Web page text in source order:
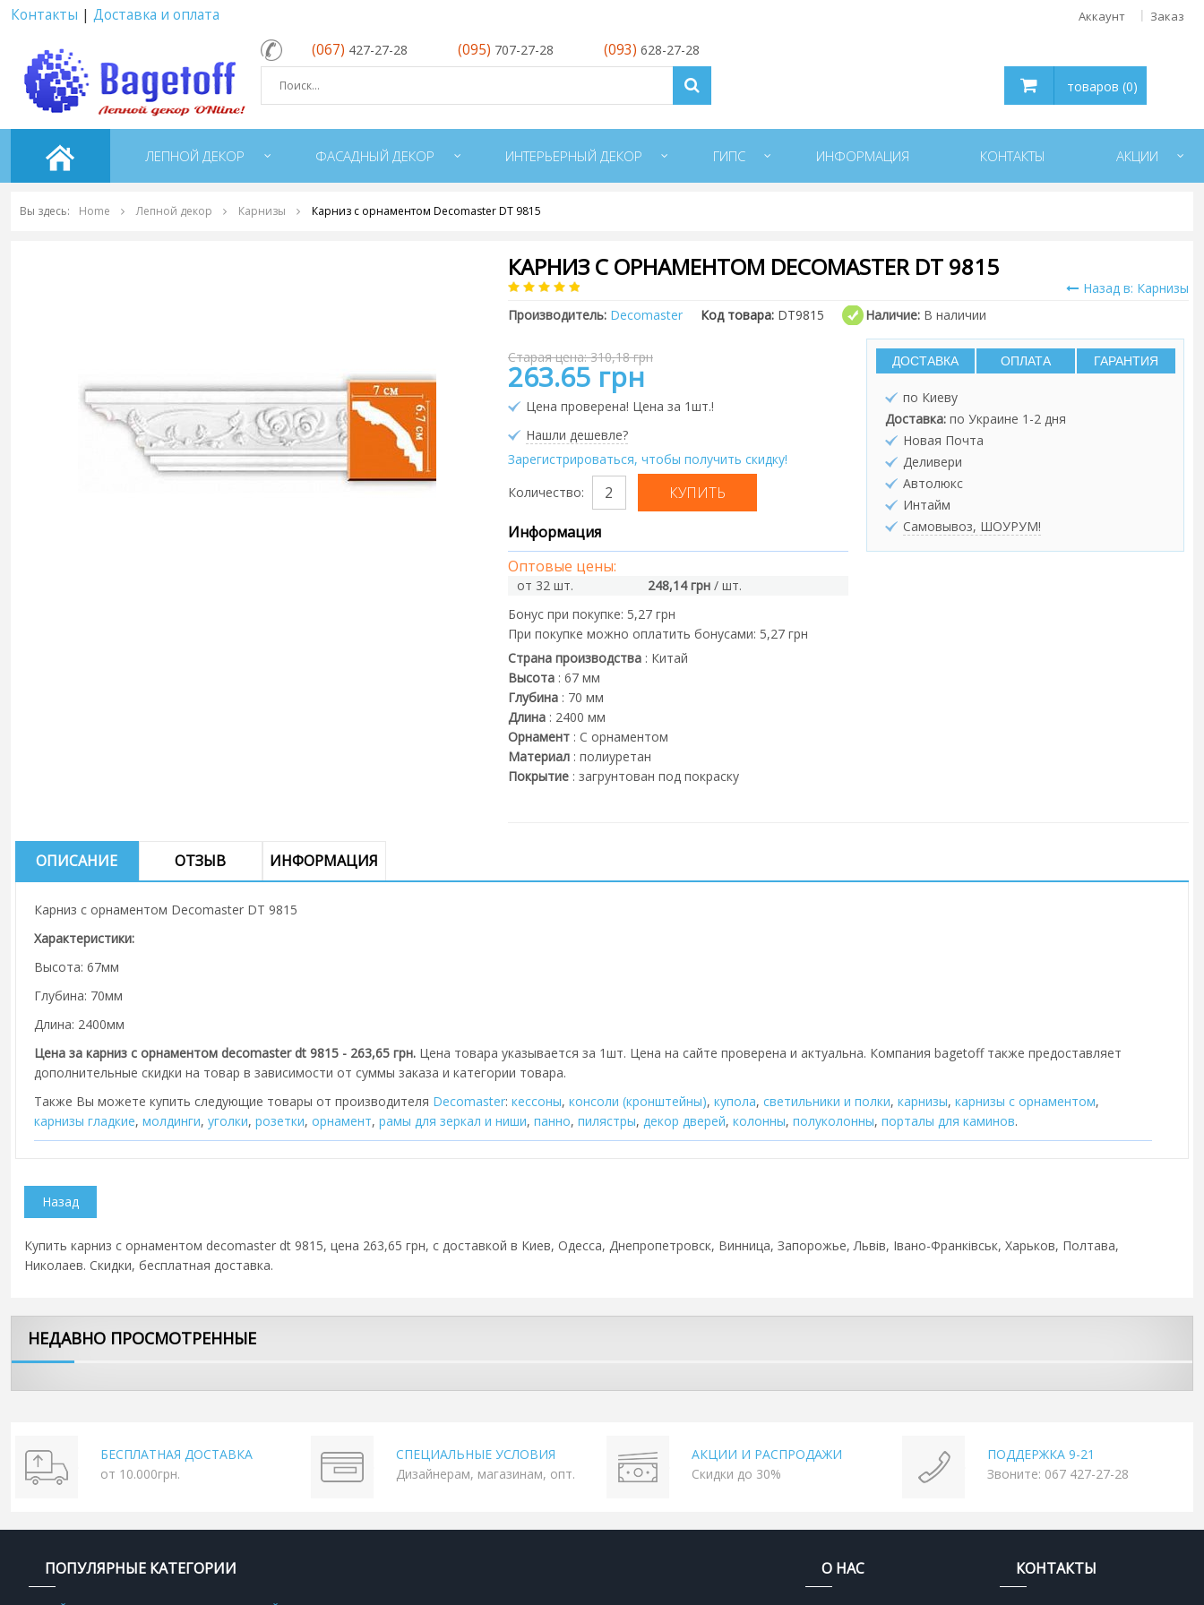
Контакты | Доставка и оплата Аккаунт Заказ
(067) 427-27-28 (095) 707-27-28 (093) 628-27-28
товаров (0)
ЛЕПНОЙ ДЕКОР ФАСАДНЫЙ ДЕКОР ИНТЕРЬЕРНЫЙ ДЕКОР ГИПС ИНФОРМАЦИЯ КОНТАКТЫ АКЦИИ
Вы здесь: Home Лепной декор Карнизы Карниз с орнаментом Decomaster DT 9815
КАРНИЗ С ОРНАМЕНТОМ DECOMASTER DT 9815
Назад в: Карнизы
Производитель: Decomaster Код товара: DT9815 Наличие: В наличии
Старая цена: 310,18 грн
263.65 грн
Цена проверена! Цена за 1шт.!
Нашли дешевле?
Зарегистрироваться, чтобы получить скидку!
Количество:
Информация
Оптовые цены:
от 32 шт. 248,14 грн / шт.
Бонус при покупке: 5,27 грн
При покупке можно оплатить бонусами: 5,27 грн
Страна производства: Китай
Высота: 67 мм
Глубина: 70 мм
Длина: 2400 мм
Орнамент: С орнаментом
Материал: полиуретан
Покрытие: загрунтован под покраску
ДОСТАВКА ОПЛАТА ГАРАНТИЯ
по Киеву
Доставка: по Украине 1-2 дня
Новая Почта
Деливери
Автолюкс
Интайм
Самовывоз, ШОУРУМ!
ОПИСАНИЕ ОТЗЫВ ИНФОРМАЦИЯ
Карниз с орнаментом Decomaster DT 9815
Характеристики:
Высота: 67мм
Глубина: 70мм
Длина: 2400мм
Цена за карниз с орнаментом decomaster dt 9815 - 263,65 грн. Цена товара указывается за 1шт. Цена на сайте проверена и актуальна. Компания bagetoff также предоставляет
дополнительные скидки на товар в зависимости от суммы заказа и категории товара.
Также Вы можете купить следующие товары от производителя Decomaster: кессоны, консоли (кронштейны), купола, cветильники и полки, карнизы, карнизы с орнаментом,
карнизы гладкие, молдинги, уголки, розетки, орнамент, рамы для зеркал и ниши, панно, пилястры, декор дверей, колонны, полуколонны, порталы для каминов.
Купить карниз с орнаментом decomaster dt 9815, цена 263,65 грн, с доставкой в Киев, Одесса, Днепропетровск, Винница, Запорожье, Львів, Івано-Франківськ, Харьков, Полтава,
Николаев. Скидки, бесплатная доставка.
НЕДАВНО ПРОСМОТРЕННЫЕ
БЕСПЛАТНАЯ ДОСТАВКА
от 10.000грн.
СПЕЦИАЛЬНЫЕ УСЛОВИЯ
Дизайнерам, магазинам, опт.
АКЦИИ И РАСПРОДАЖИ
Скидки до 30%
ПОДДЕРЖКА 9-21
Звоните: 067 427-27-28
ПОПУЛЯРНЫЕ КАТЕГОРИИ О НАС КОНТАКТЫ